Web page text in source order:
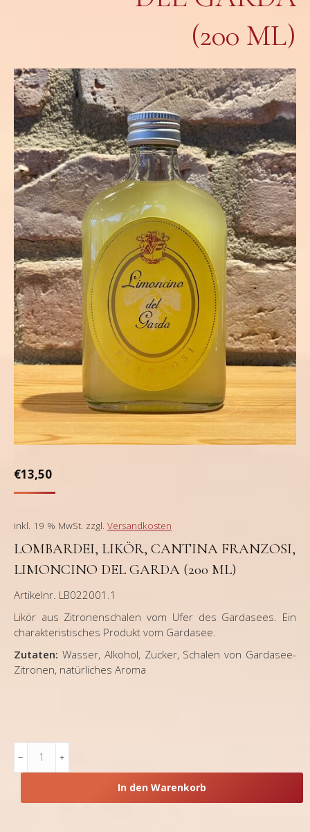
(200 ML)
€13,50
inkl. 19 % MwSt. zzgl. Versandkosten
LOMBARDEI, LIKÖR, CANTINA FRANZOSI,
LIMONCINO DEL GARDA (200 ML)
Artikelnr. LB022001.1
Likör aus Zitronenschalen vom Ufer des Gardasees. Ein
charakteristisches Produkt vom Gardasee.
Zutaten: Wasser, Alkohol, Zucker, Schalen von Gardasee-
Zitronen, natürliches Aroma
In den Warenkorb